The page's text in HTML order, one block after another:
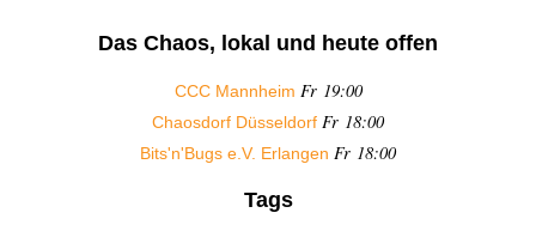
Das Chaos, lokal und heute offen
CCC Mannheim Fr 19:00
Chaosdorf Düsseldorf Fr 18:00
Bits'n'Bugs e.V. Erlangen Fr 18:00
Tags